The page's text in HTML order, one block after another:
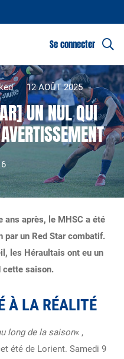
Se connecter
12 AOÛT 2025
UN NUL QUI
ans après, le MHSC a été
par un Red Star combatif.
les Héraultais ont eu un
cette saison.
À LA RÉALITÉ
long de la saison« ,
été de Lorient. Samedi 9